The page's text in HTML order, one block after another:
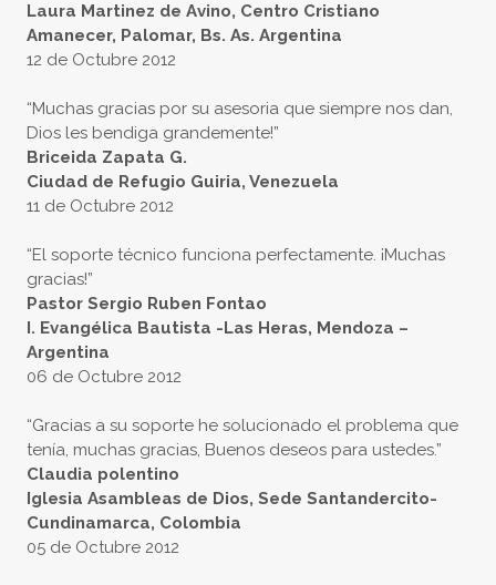
Laura Martinez de Avino, Centro Cristiano
Amanecer, Palomar, Bs. As. Argentina
12 de Octubre 2012
“Muchas gracias por su asesoria que siempre nos dan,
Dios les bendiga grandemente!”
Briceida Zapata G.
Ciudad de Refugio Guiria, Venezuela
11 de Octubre 2012
“El soporte técnico funciona perfectamente. ¡Muchas
gracias!”
Pastor Sergio Ruben Fontao
I. Evangélica Bautista -Las Heras, Mendoza –
Argentina
06 de Octubre 2012
“Gracias a su soporte he solucionado el problema que
tenía, muchas gracias, Buenos deseos para ustedes.”
Claudia polentino
Iglesia Asambleas de Dios, Sede Santandercito-
Cundinamarca, Colombia
05 de Octubre 2012